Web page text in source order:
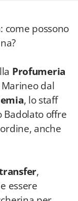
come possono
Profumeria
dal
, lo staff
Badolato offre
anche
,
essere